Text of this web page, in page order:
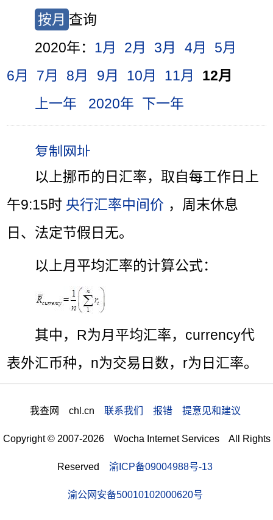
按月 查询
2020年： 1月 2月 3月 4月
5月
6月
7月 8月 9月 10月 11月
12月
上一年
2020年 下一年
以上挪币的日汇率，取自每工作日上
午9:15时 央行汇率中间价 ，周末休息
日、法定节假日无。
以上月平均汇率的计算公式：
其中，R为月平均汇率，currency代
表外汇币种，n为交易日数，r为日汇率。
我查网 chl.cn 联系我们 报错 提意见和建议
Copyright © 2007-2026 Wocha Internet Services All Rights
Reserved 渝ICP备09004988号-13
渝公网安备50010102000620号